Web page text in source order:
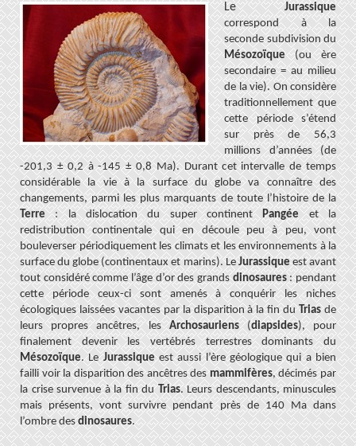
LeJurassique
correspond à la
seconde subdivision du
Mésozoïque(ouère
secondaire = au milieu
de la vie). On considère
traditionnellement que
cette période s’étend
sur près de56,3
millions d’années(de
-201,3 ± 0,2 à -145 ± 0,8 Ma). Durant cet intervalle de temps
considérable la vie à la surface du globe va connaître des
changements, parmi les plus marquants de toute l’histoire de la
Terre: la dislocation du super continent Pangée et la
redistribution continentale qui en découle peu à peu, vont
bouleverser périodiquement les climats et les environnements à la
surface du globe (continentaux et marins). LeJurassiqueest avant
tout considéré comme l’âge d’or des grandsdinosaures: pendant
cette période ceux-ci sont amenés à conquérir les niches
écologiques laissées vacantes par la disparition à la fin duTriasde
leurs propres ancêtres, lesArchosauriens(diapsides), pour
finalement devenir les vertébrés terrestres dominants du
Mésozoïque. LeJurassiqueest aussi l’ère géologique qui a bien
failli voir la disparition des ancêtres desmammifères, décimés par
la crise survenue à la fin duTrias. Leurs descendants, minuscules
mais présents, vont survivre pendant près de 140 Ma dans
l’ombre desdinosaures.